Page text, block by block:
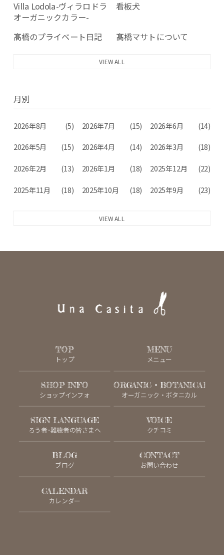
Villa Lodola-ヴィラロドラ
オーガニックカラー-
看板犬
髙橋のプライベート日記 髙橋マサトについて
VIEW ALL
月別
2026年8月 (5) 2026年7月 (15) 2026年6月 (14)
2026年5月 (15) 2026年4月 (14) 2026年3月 (18)
2026年2月 (13) 2026年1月 (18) 2025年12月 (22)
2025年11月 (18) 2025年10月 (18) 2025年9月 (23)
VIEW ALL
TOP
トップ
MENU
メニュー
SHOP INFO
ショップインフォ
ORGANIC・BOTANICAL
オーガニック・ボタニカル
SIGN LANGUAGE
ろう者･難聴者の皆さまへ
VOICE
クチコミ
BLOG
ブログ
CONTACT
お問い合わせ
CALENDAR
カレンダー